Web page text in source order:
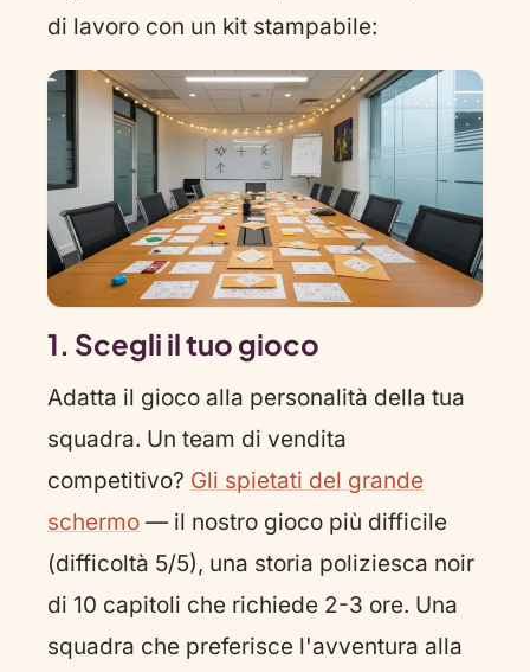
di lavoro con un kit stampabile:
1. Scegli il tuo gioco
Adatta il gioco alla personalità della tua
squadra. Un team di vendita
competitivo? Gli spietati del grande
schermo — il nostro gioco più difficile
(difficoltà 5/5), una storia poliziesca noir
di 10 capitoli che richiede 2-3 ore. Una
squadra che preferisce l'avventura alla